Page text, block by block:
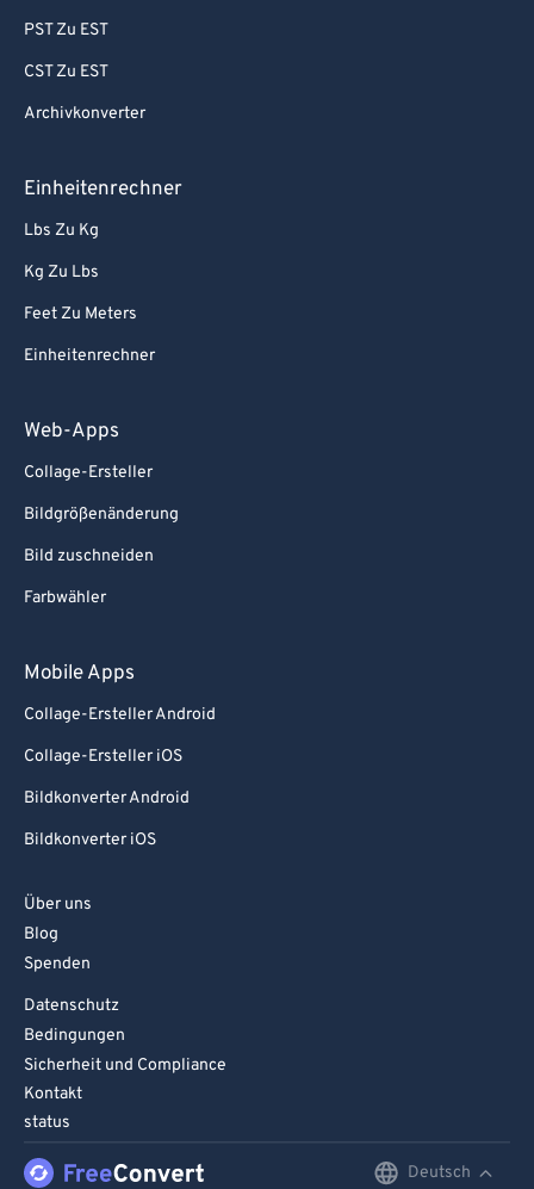
PST Zu EST
CST Zu EST
Archivkonverter
Einheitenrechner
Lbs Zu Kg
Kg Zu Lbs
Feet Zu Meters
Einheitenrechner
Web-Apps
Collage-Ersteller
Bildgrößenänderung
Bild zuschneiden
Farbwähler
Mobile Apps
Collage-Ersteller Android
Collage-Ersteller iOS
Bildkonverter Android
Bildkonverter iOS
Über uns
Blog
Spenden
Datenschutz
Bedingungen
Sicherheit und Compliance
Kontakt
status
Deutsch